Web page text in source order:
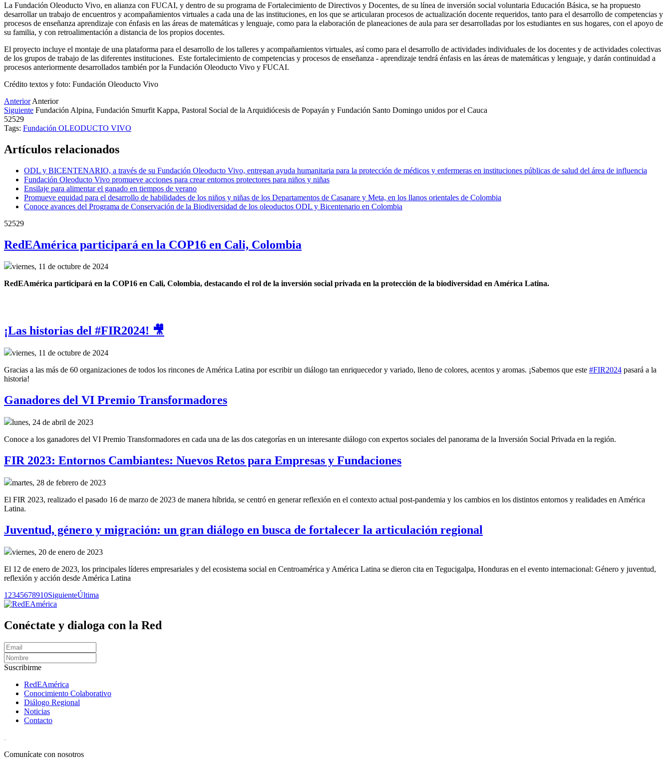
La Fundación Oleoducto Vivo, en alianza con FUCAI, y dentro de su programa de Fortalecimiento de Directivos y Docentes, de su línea de inversión social voluntaria Educación Básica, se ha propuesto
desarrollar un trabajo de encuentros y acompañamientos virtuales a cada una de las instituciones, en los que se articularan procesos de actualización docente requeridos, tanto para el desarrollo de competencias y
procesos de enseñanza aprendizaje con énfasis en las áreas de matemáticas y lenguaje, como para la elaboración de planeaciones de aula para ser desarrolladas por los estudiantes en sus hogares, con el apoyo de
su familia, y con retroalimentación a distancia de los propios docentes.
El proyecto incluye el montaje de una plataforma para el desarrollo de los talleres y acompañamientos virtuales, así como para el desarrollo de actividades individuales de los docentes y de actividades colectivas
de los grupos de trabajo de las diferentes instituciones. Este fortalecimiento de competencias y procesos de enseñanza - aprendizaje tendrá énfasis en las áreas de matemáticas y lenguaje, y darán continuidad a
procesos anteriormente desarrollados también por la Fundación Oleoducto Vivo y FUCAI.
Crédito textos y foto: Fundación Oleoducto Vivo
Anterior Anterior
Siguiente Fundación Alpina, Fundación Smurfit Kappa, Pastoral Social de la Arquidiócesis de Popayán y Fundación Santo Domingo unidos por el Cauca
52529
Tags: Fundación OLEODUCTO VIVO
Artículos relacionados
ODL y BICENTENARIO, a través de su Fundación Oleoducto Vivo, entregan ayuda humanitaria para la protección de médicos y enfermeras en instituciones públicas de salud del área de influencia
Fundación Oleoducto Vivo promueve acciones para crear entornos protectores para niños y niñas
Ensilaje para alimentar el ganado en tiempos de verano
Promueve equidad para el desarrollo de habilidades de los niños y niñas de los Departamentos de Casanare y Meta, en los llanos orientales de Colombia
Conoce avances del Programa de Conservación de la Biodiversidad de los oleoductos ODL y Bicentenario en Colombia
52529
RedEAmérica participará en la COP16 en Cali, Colombia
viernes, 11 de octubre de 2024
RedEAmérica participará en la COP16 en Cali, Colombia, destacando el rol de la inversión social privada en la protección de la biodiversidad en América Latina.
¡Las historias del #FIR2024! 🎥
viernes, 11 de octubre de 2024
Gracias a las más de 60 organizaciones de todos los rincones de América Latina por escribir un diálogo tan enriquecedor y variado, lleno de colores, acentos y aromas. ¡Sabemos que este #FIR2024 pasará a la
historia!
Ganadores del VI Premio Transformadores
lunes, 24 de abril de 2023
Conoce a los ganadores del VI Premio Transformadores en cada una de las dos categorías en un interesante diálogo con expertos sociales del panorama de la Inversión Social Privada en la región.
FIR 2023: Entornos Cambiantes: Nuevos Retos para Empresas y Fundaciones
martes, 28 de febrero de 2023
El FIR 2023, realizado el pasado 16 de marzo de 2023 de manera híbrida, se centró en generar reflexión en el contexto actual post-pandemia y los cambios en los distintos entornos y realidades en América
Latina.
Juventud, género y migración: un gran diálogo en busca de fortalecer la articulación regional
viernes, 20 de enero de 2023
El 12 de enero de 2023, los principales líderes empresariales y del ecosistema social en Centroamérica y América Latina se dieron cita en Tegucigalpa, Honduras en el evento internacional: Género y juventud,
reflexión y acción desde América Latina
1 2345678910SiguienteÚltima
Conéctate y dialoga con la Red
Suscribirme
RedEAmérica
Conocimiento Colaborativo
Diálogo Regional
Noticias
Contacto
Comunícate con nosotros